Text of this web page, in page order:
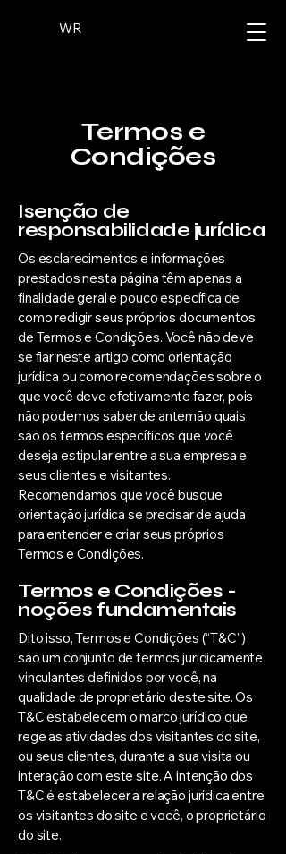
WR
Termos e
Condições
Isenção de
responsabilidade jurídica
Os esclarecimentos e informações
prestados nesta página têm apenas a
finalidade geral e pouco específica de
como redigir seus próprios documentos
de Termos e Condições. Você não deve
se fiar neste artigo como orientação
jurídica ou como recomendações sobre o
que você deve efetivamente fazer, pois
não podemos saber de antemão quais
são os termos específicos que você
deseja estipular entre a sua empresa e
seus clientes e visitantes.
Recomendamos que você busque
orientação jurídica se precisar de ajuda
para entender e criar seus próprios
Termos e Condições.
Termos e Condições -
noções fundamentais
Dito isso, Termos e Condições (“T&C”)
são um conjunto de termos juridicamente
vinculantes definidos por você, na
qualidade de proprietário deste site. Os
T&C estabelecem o marco jurídico que
rege as atividades dos visitantes do site,
ou seus clientes, durante a sua visita ou
interação com este site. A intenção dos
T&C é estabelecer a relação jurídica entre
os visitantes do site e você, o proprietário
do site.